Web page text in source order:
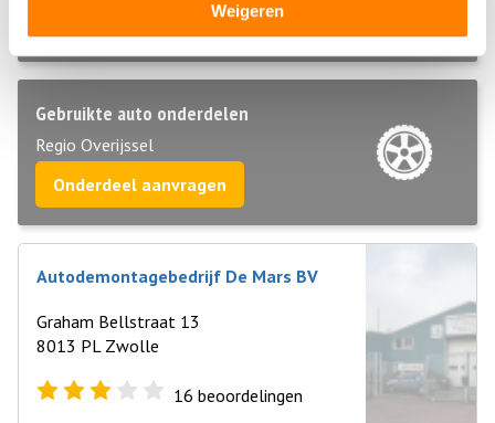
Weigeren
Bel direct 06 299 666 24
Gebruikte auto onderdelen
Regio Overijssel
Onderdeel aanvragen
Autodemontagebedrijf De Mars BV
Graham Bellstraat 13
8013 PL Zwolle
16 beoordelingen